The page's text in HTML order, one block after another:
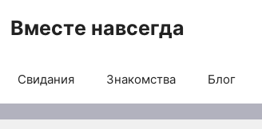
Вместе навсегда
Свидания Знакомства Блог